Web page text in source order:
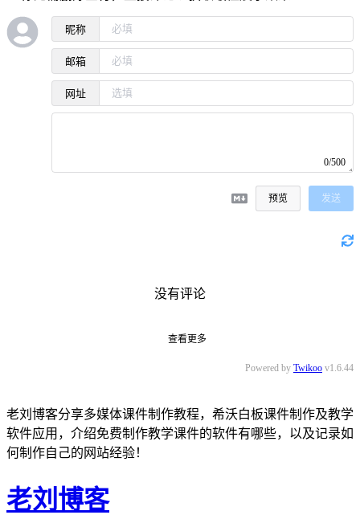
昵称
邮箱
网址
0/500
预览 发送
没有评论
查看更多
Powered by Twikoo v1.6.44
老刘博客分享多媒体课件制作教程，希沃白板课件制作及教学
软件应用，介绍免费制作教学课件的软件有哪些，以及记录如
何制作自己的网站经验！
老刘博客